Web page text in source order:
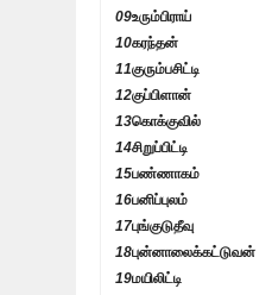
09உரும்பிராய்
10கரந்தன்
11குரும்பசிட்டி
12குப்பிளான்
13கொக்குவில்
14சிறுப்பிட்டி
15பண்ணாகம்
16பனிப்புலம்
17புங்குடுதீவு
18புன்னாலைக்கட்டுவன்
19மயிலிட்டி